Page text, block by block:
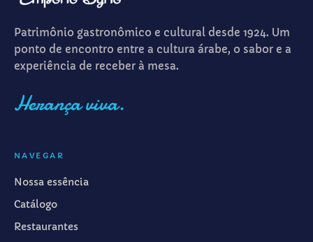
Patrimônio gastronômico e cultural desde 1924. Um
ponto de encontro entre a cultura árabe, o sabor e a
experiência de receber à mesa.
Herança viva.
NAVEGAR
Nossa essência
Catálogo
Restaurantes